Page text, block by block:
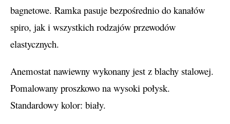
bagnetowe. Ramka pasuje bezpośrednio do kanałów
spiro, jak i wszystkich rodzajów przewodów
elastycznych.
Anemostat nawiewny wykonany jest z blachy stalowej.
Pomalowany proszkowo na wysoki połysk.
Standardowy kolor: biały.